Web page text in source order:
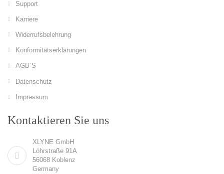
Support
Karriere
Widerrufsbelehrung
Konformitätserklärungen
AGB´S
Datenschutz
Impressum
Kontaktieren Sie uns
XLYNE GmbH
Löhrstraße 91A
56068 Koblenz
Germany